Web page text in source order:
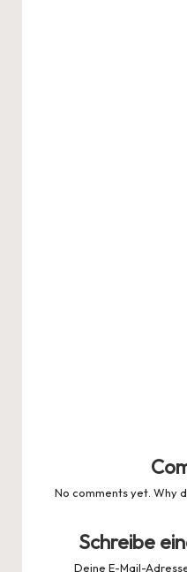
No comments yet. Why
Schreibe
Deine E-Mail-